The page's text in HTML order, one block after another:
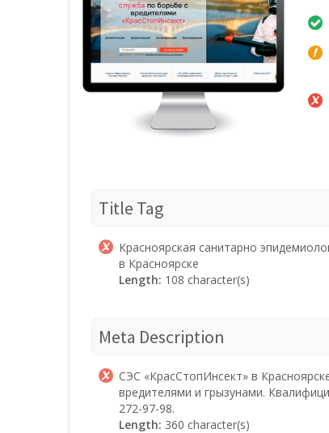
Title Tag
Красноярская санитарно
в Красноярске
Length: 108 character(s)
Meta Description
СЭС «КрасСтопИнсект» в
вредителями и грызунами.
272-97-98.
Length: 360 character(s)